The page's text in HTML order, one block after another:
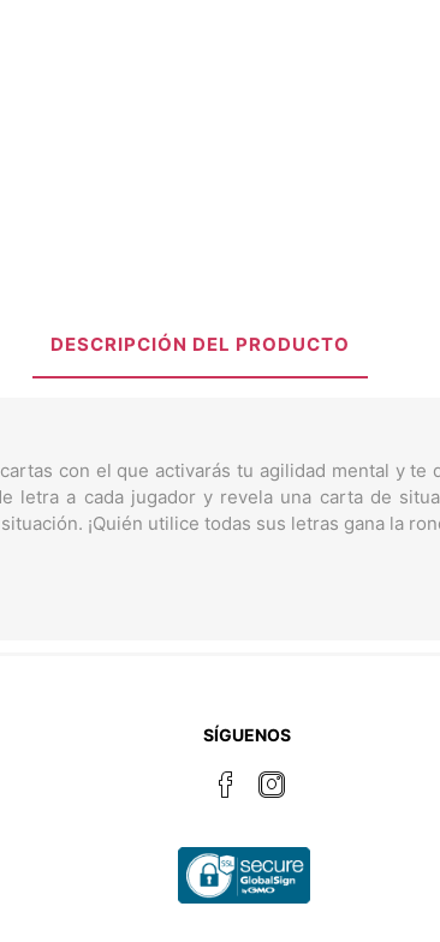
DESCRIPCIÓN DEL PRODUCTO
con el que activarás tu agilidad mental y
letra a cada jugador y revela una carta de
¡Quién utilice todas sus letras gana la
SÍGUENOS